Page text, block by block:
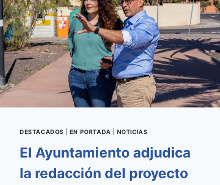
LOS
ESPACIOS
DEPORTIVOS
DE
LA
HOYITA
CHIÑAMA
CON
INVERSIÓN
A
400.000
EUROS
DESTACADOS EN PORTADA NOTICIAS
El Ayuntamiento adjudica
la redacción del proyecto